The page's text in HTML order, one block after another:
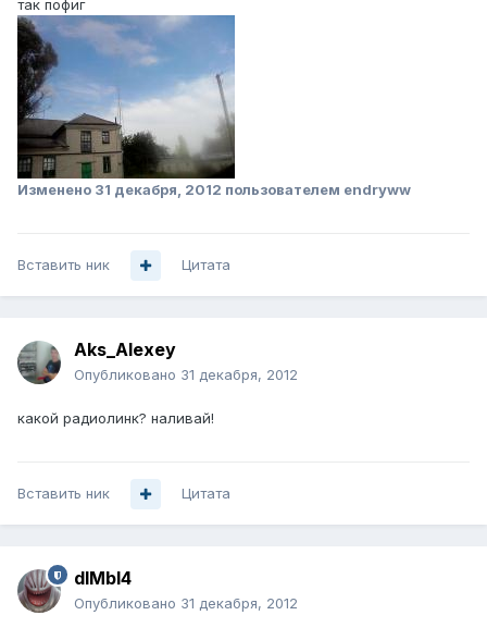
так пофиг
Изменено 31 декабря, 2012 пользователем endryww
Вставить ник Цитата
Aks_Alexey
Опубликовано 31 декабря, 2012
какой радиолинк? наливай!
Вставить ник Цитата
dIMbI4
Опубликовано 31 декабря, 2012